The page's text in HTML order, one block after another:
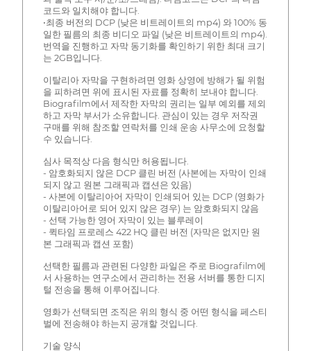
코드와 일치해야 합니다.
•최종 버전의 DCP (낮은 비트레이트의 mp4) 와 100% 동
일한 필름의 최종 비디오 파일 (낮은 비트레이트의 mp4).
번역을 진행하고 자막 동기화를 확인하기 위한 최대 크기
는 2GB입니다.
이탈리아 자막을 구현하려면 영화 상영에 방해가 될 위험
을 피하려면 위에 표시된 자료를 정확히 보내야 합니다.
Biografilm에서 제작한 자막의 권리는 일부 예외를 제외
하고 자막 부서가 소유합니다. 관심이 있는 경우 저작권
구매를 위해 참조할 연락처를 인쇄 운송 사무소에 요청할
수 있습니다.
심사 목적상 다음 형식만 허용됩니다.
- 암호화되지 않은 DCP 클린 버전 (사본에는 자막이 인쇄
되지 않고 원본 그래픽과 캡션은 있음)
- 사본에 이탈리아어 자막이 인쇄되어 있는 DCP (영화가
이탈리아어로 되어 있지 않은 경우) 는 암호화되지 않음
- 선택 가능한 영어 자막이 있는 블루레이
- 퀵타임 프로레스 422 HQ 클린 버전 (자막은 없지만 원
본 그래픽과 캡션 포함)
선택한 필름과 관련된 다양한 파일은 주로 Biografilm에
서 사용하는 연구소에서 관리하는 전용 서버를 통한 디지
털 전송을 통해 이루어집니다.
영화가 선택되면 조직은 위의 형식 중 어떤 형식을 페스티
벌에 전송해야 하는지 공개할 것입니다.
기술 양식